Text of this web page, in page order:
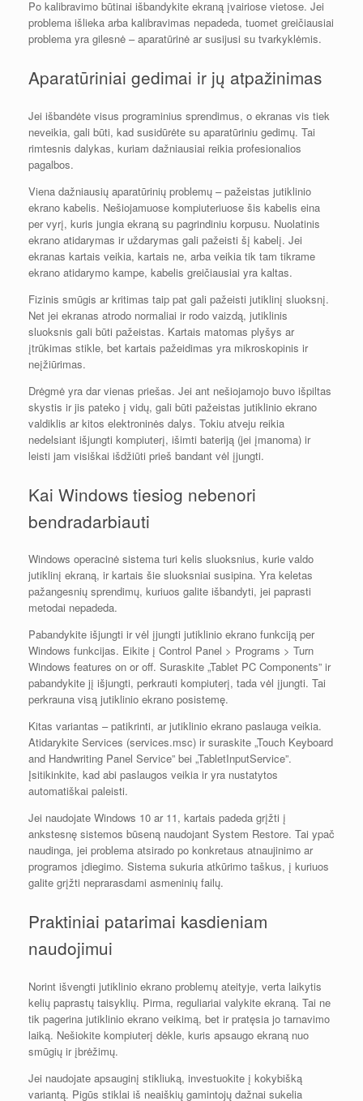
Po kalibravimo būtinai išbandykite ekraną įvairiose vietose. Jei
problema išlieka arba kalibravimas nepadeda, tuomet greičiausiai
problema yra gilesnė – aparatūrinė ar susijusi su tvarkyklėmis.
Aparatūriniai gedimai ir jų atpažinimas
Jei išbandėte visus programinius sprendimus, o ekranas vis tiek
neveikia, gali būti, kad susidūrėte su aparatūriniu gedimų. Tai
rimtesnis dalykas, kuriam dažniausiai reikia profesionalios
pagalbos.
Viena dažniausių aparatūrinių problemų – pažeistas jutiklinio
ekrano kabelis. Nešiojamuose kompiuteriuose šis kabelis eina
per vyrį, kuris jungia ekraną su pagrindiniu korpusu. Nuolatinis
ekrano atidarymas ir uždarymas gali pažeisti šį kabelį. Jei
ekranas kartais veikia, kartais ne, arba veikia tik tam tikrame
ekrano atidarymo kampe, kabelis greičiausiai yra kaltas.
Fizinis smūgis ar kritimas taip pat gali pažeisti jutiklinį sluoksnį.
Net jei ekranas atrodo normaliai ir rodo vaizdą, jutiklinis
sluoksnis gali būti pažeistas. Kartais matomas plyšys ar
įtrūkimas stikle, bet kartais pažeidimas yra mikroskopinis ir
neįžiūrimas.
Drėgmė yra dar vienas priešas. Jei ant nešiojamojo buvo išpiltas
skystis ir jis pateko į vidų, gali būti pažeistas jutiklinio ekrano
valdiklis ar kitos elektroninės dalys. Tokiu atveju reikia
nedelsiant išjungti kompiuterį, išimti bateriją (jei įmanoma) ir
leisti jam visiškai išdžiūti prieš bandant vėl įjungti.
Kai Windows tiesiog nebenori
bendradarbiauti
Windows operacinė sistema turi kelis sluoksnius, kurie valdo
jutiklinį ekraną, ir kartais šie sluoksniai susipina. Yra keletas
pažangesnių sprendimų, kuriuos galite išbandyti, jei paprasti
metodai nepadeda.
Pabandykite išjungti ir vėl įjungti jutiklinio ekrano funkciją per
Windows funkcijas. Eikite į Control Panel > Programs > Turn
Windows features on or off. Suraskite „Tablet PC Components” ir
pabandykite jį išjungti, perkrauti kompiuterį, tada vėl įjungti. Tai
perkrauna visą jutiklinio ekrano posistemę.
Kitas variantas – patikrinti, ar jutiklinio ekrano paslauga veikia.
Atidarykite Services (services.msc) ir suraskite „Touch Keyboard
and Handwriting Panel Service” bei „TabletInputService”.
Įsitikinkite, kad abi paslaugos veikia ir yra nustatytos
automatiškai paleisti.
Jei naudojate Windows 10 ar 11, kartais padeda grįžti į
ankstesnę sistemos būseną naudojant System Restore. Tai ypač
naudinga, jei problema atsirado po konkretaus atnaujinimo ar
programos įdiegimo. Sistema sukuria atkūrimo taškus, į kuriuos
galite grįžti neprarasdami asmeninių failų.
Praktiniai patarimai kasdieniam
naudojimui
Norint išvengti jutiklinio ekrano problemų ateityje, verta laikytis
kelių paprastų taisyklių. Pirma, reguliariai valykite ekraną. Tai ne
tik pagerina jutiklinio ekrano veikimą, bet ir pratęsia jo tarnavimo
laiką. Nešiokite kompiuterį dėkle, kuris apsaugo ekraną nuo
smūgių ir įbrėžimų.
Jei naudojate apsauginį stikliuką, investuokite į kokybišką
variantą. Pigūs stiklai iš neaiškių gamintojų dažnai sukelia